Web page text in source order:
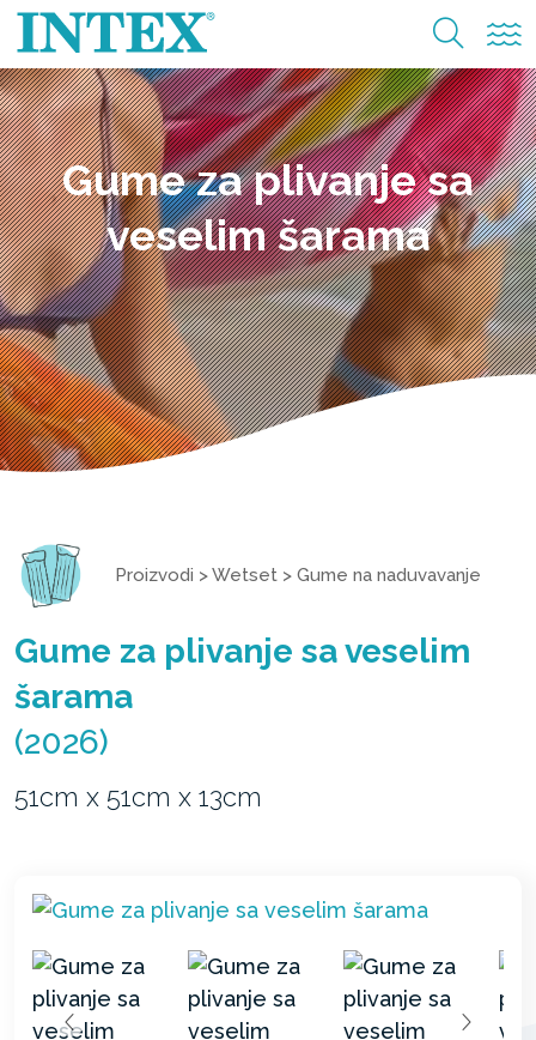
Gume za plivanje sa
veselim šarama
Proizvodi >Wetset > Gume na naduvavanje
Gume za plivanje sa veselim
šarama
(2026)
51cm x 51cm x 13cm